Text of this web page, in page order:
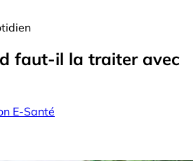
faut-il la traiter avec
E-Santé